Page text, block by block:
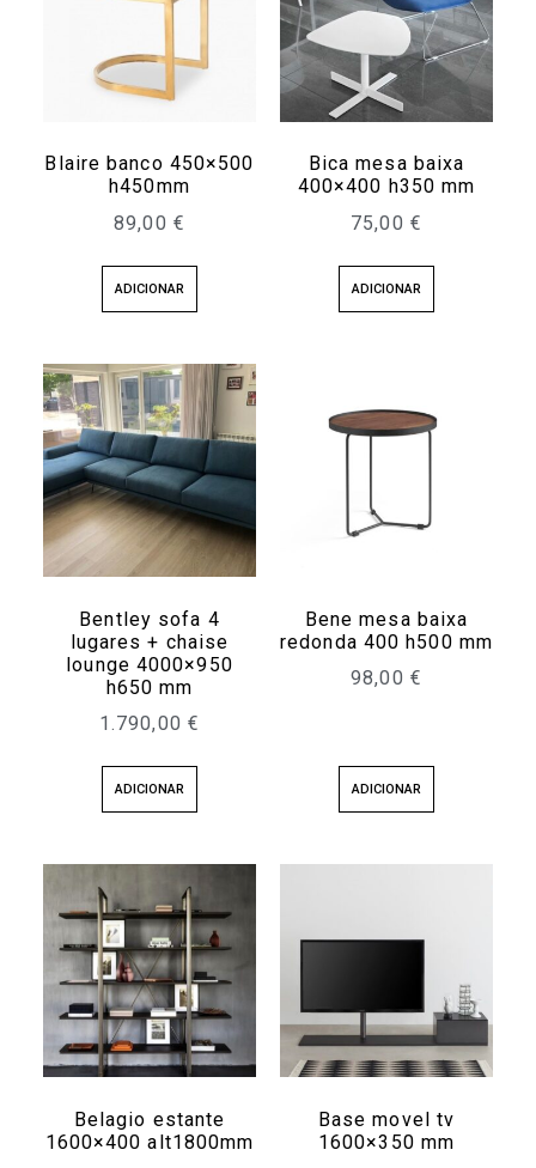
Blaire banco 450×500
h450mm
89,00 €
ADICIONAR
Bica mesa baixa
400×400 h350 mm
75,00 €
ADICIONAR
Bentley sofa 4
lugares + chaise
lounge 4000×950
h650 mm
1.790,00 €
ADICIONAR
Bene mesa baixa
redonda 400 h500 mm
98,00 €
ADICIONAR
Belagio estante
1600×400 alt1800mm
Base movel tv
1600×350 mm